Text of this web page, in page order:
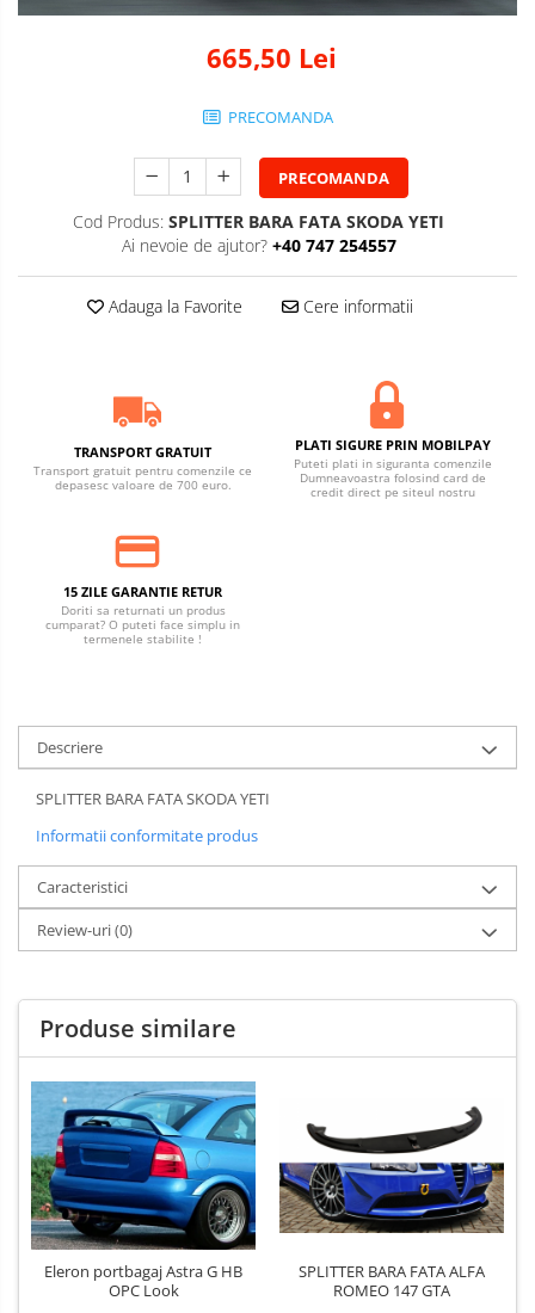
665,50 Lei
PRECOMANDA
PRECOMANDA
Cod Produs: SPLITTER BARA FATA SKODA YETI
Ai nevoie de ajutor? +40 747 254557
Adauga la Favorite Cere informatii
TRANSPORT GRATUIT
Transport gratuit pentru comenzile ce
depasesc valoare de 700 euro.
PLATI SIGURE PRIN MOBILPAY
Puteti plati in siguranta comenzile
Dumneavoastra folosind card de
credit direct pe siteul nostru
15 ZILE GARANTIE RETUR
Doriti sa returnati un produs
cumparat? O puteti face simplu in
termenele stabilite !
Descriere
SPLITTER BARA FATA SKODA YETI
Informatii conformitate produs
Caracteristici
Review-uri(0)
Produse similare
Eleron portbagaj Astra G HB
OPC Look
SPLITTER BARA FATA ALFA
ROMEO 147 GTA